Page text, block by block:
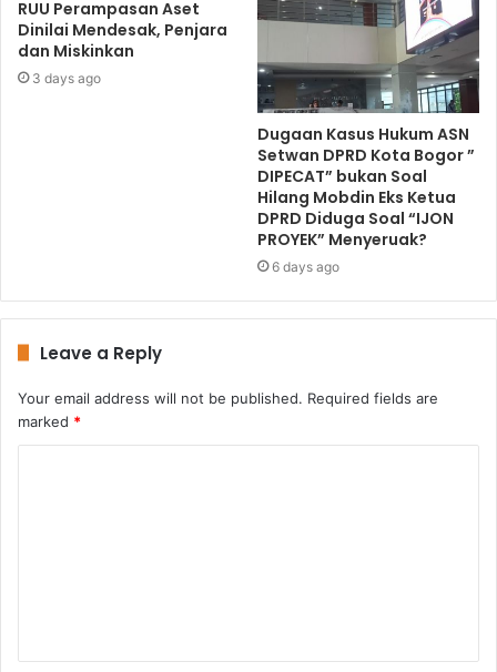
RUU Perampasan Aset
Dinilai Mendesak, Penjara
dan Miskinkan
3 days ago
Dugaan Kasus Hukum ASN
Setwan DPRD Kota Bogor ”
DIPECAT” bukan Soal
Hilang Mobdin Eks Ketua
DPRD Diduga Soal “IJON
PROYEK” Menyeruak?
6 days ago
Leave a Reply
Your email address will not be published. Required fields are
marked *
t